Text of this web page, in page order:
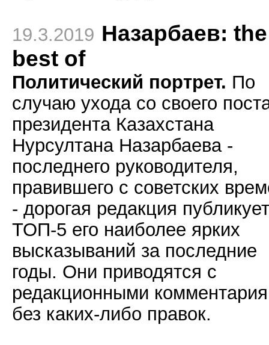
19.3.2019 Назарбаев: the
best of
Политический портрет. По
случаю ухода со своего
президента Казахстана
Нурсултана Назарбаева -
последнего руководителя,
правившего с советских
- дорогая редакция публикует
ТОП-5 его наиболее ярких
высказываний за последние
годы. Они приводятся с
редакционными
без каких-либо правок.